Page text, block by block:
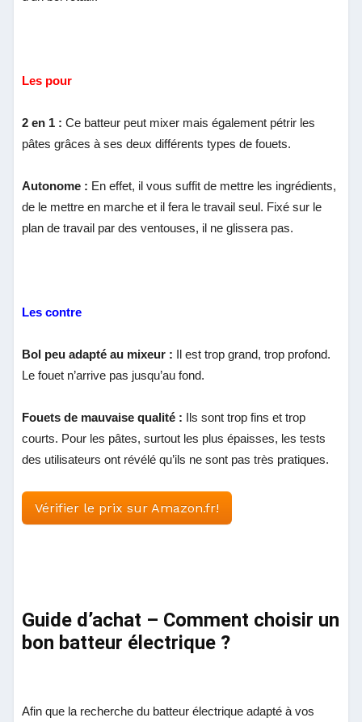
Les pour
2 en 1 : Ce batteur peut mixer mais également pétrir les
pâtes grâces à ses deux différents types de fouets.
Autonome : En effet, il vous suffit de mettre les ingrédients,
de le mettre en marche et il fera le travail seul. Fixé sur le
plan de travail par des ventouses, il ne glissera pas.
Les contre
Bol peu adapté au mixeur : Il est trop grand, trop profond.
Le fouet n’arrive pas jusqu’au fond.
Fouets de mauvaise qualité : Ils sont trop fins et trop
courts. Pour les pâtes, surtout les plus épaisses, les tests
des utilisateurs ont révélé qu’ils ne sont pas très pratiques.
Vérifier le prix sur Amazon.fr!
Guide d’achat – Comment choisir un
bon batteur électrique ?
Afin que la recherche du batteur électrique adapté à vos